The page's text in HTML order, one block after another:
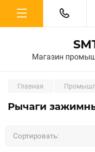
Магазин
Главная
Рычаги
Сортировать: